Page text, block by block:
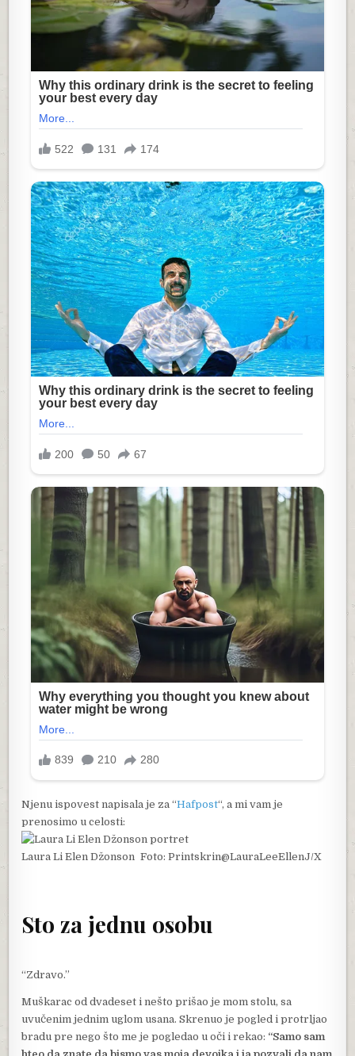
Njenu ispovest napisala je za “Hafpost“, a mi vam je
prenosimo u celosti:
Laura Li Elen Džonson Foto: Printskrin@LauraLeeEllenJ/X
Sto za jednu osobu
“Zdravo.”
Muškarac od dvadeset i nešto prišao je mom stolu, sa
uvučenim jednim uglom usana. Skrenuo je pogled i protrljao
bradu pre nego što me je pogledao u oči i rekao: “Samo sam